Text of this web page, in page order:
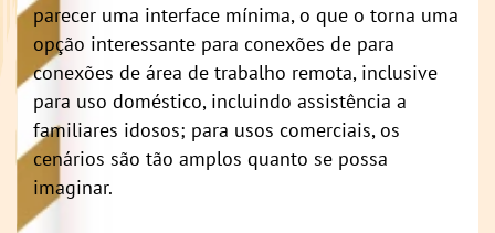
parecer uma interface mínima, o que o torna uma
opção interessante para conexões de para
conexões de área de trabalho remota, inclusive
para uso doméstico, incluindo assistência a
familiares idosos; para usos comerciais, os
cenários são tão amplos quanto se possa
imaginar.